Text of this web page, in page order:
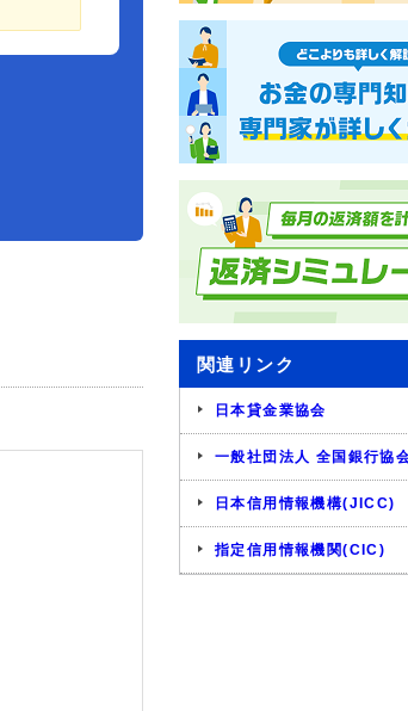
関連リンク
日本貸金業協会
一般社団法人 全国銀行協
日本信用情報機構(JICC)
指定信用情報機関(CIC)